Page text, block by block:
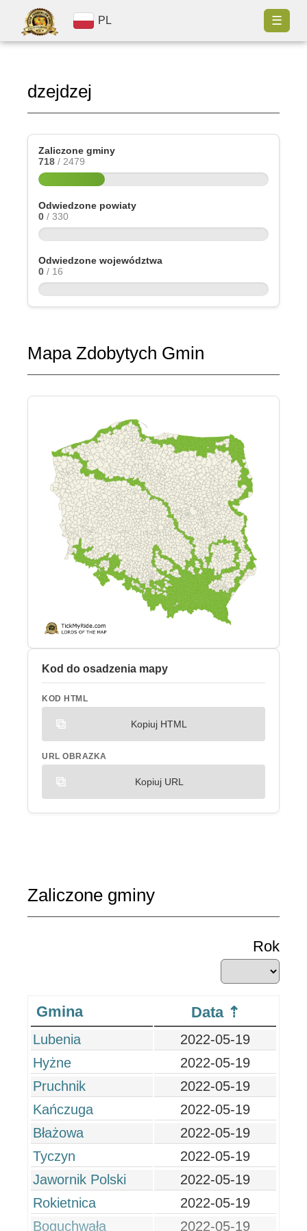
PL ☰
dzejdzej
Zaliczone gminy
718 / 2479
Odwiedzone powiaty
0 / 330
Odwiedzone województwa
0 / 16
Mapa Zdobytych Gmin
Kod do osadzenia mapy
KOD HTML
Kopiuj HTML
URL OBRAZKA
Kopiuj URL
Zaliczone gminy
Rok
Gmina Data
Lubenia
2022-05-19
Hyżne
2022-05-19
Pruchnik
2022-05-19
Kańczuga
2022-05-19
Błażowa
2022-05-19
Tyczyn
2022-05-19
Jawornik Polski
2022-05-19
Rokietnica
2022-05-19
Boguchwała
2022-05-19